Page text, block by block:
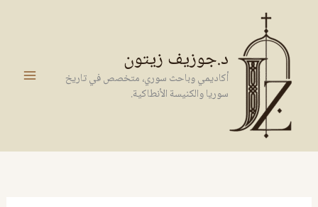
المحتوى
د.جوزيف زيتون
أكاديمي وباحث سوري، متخصص في تاريخ
سوريا والكنيسة الأنطاكية.